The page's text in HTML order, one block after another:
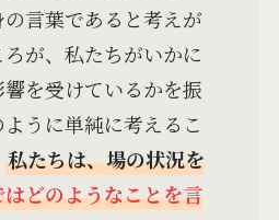
言葉であると考えが
が、私たちがいかに
を受けているかを振
うに単純に考えるこ
私たちは、場の状況を
どのようなことを言